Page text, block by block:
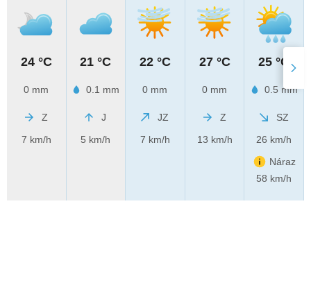
24 °C
0 mm
Z
7 km/h
21 °C
0.1 mm
J
5 km/h
22 °C
0 mm
JZ
7 km/h
27 °C
0 mm
Z
13 km/h
25 °C
0.5 mm
SZ
26 km/h
Náraz
58 km/h